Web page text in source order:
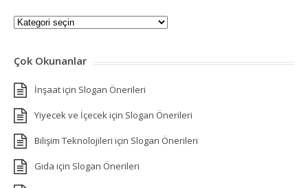
Kategoriler
Çok Okunanlar
İnşaat için Slogan Önerileri
Yiyecek ve İçecek için Slogan Önerileri
Bilişim Teknolojileri için Slogan Önerileri
Gıda için Slogan Önerileri